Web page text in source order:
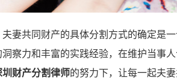
共同财产的具体分割方式的确定是一
察力和丰富的实践经验，在维护当事
圳财产分割律师的努力下，让每一起夫